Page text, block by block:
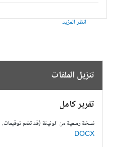
انظر المزيد
تنزيل الملفات
تقرير كامل
نسخة رسمية من الوثيقة (قد تضم توقيعات، الخ)
DOCX